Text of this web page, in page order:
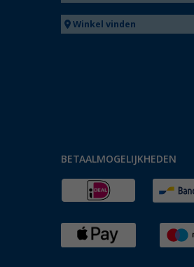
Winkel vinden
BETAALMOGELIJKHEDEN